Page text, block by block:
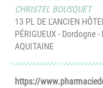
CHRISTEL BOUSQUET
13 PL DE L'ANCIEN
PÉRIGUEUX - Dordogne -
AQUITAINE
https://